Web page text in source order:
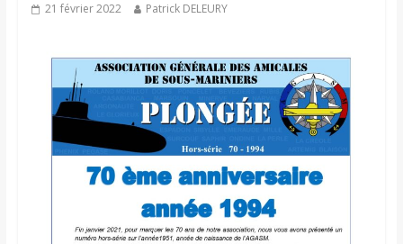
21 février 2022 Patrick DELEURY